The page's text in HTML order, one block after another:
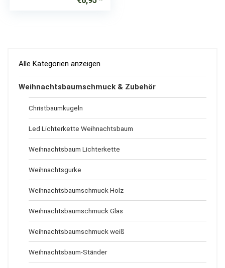
Alle Kategorien anzeigen
Weihnachtsbaumschmuck & Zubehör
Christbaumkugeln
Led Lichterkette Weihnachtsbaum
Weihnachtsbaum Lichterkette
Weihnachtsgurke
Weihnachtsbaumschmuck Holz
Weihnachtsbaumschmuck Glas
Weihnachtsbaumschmuck weiß
Weihnachtsbaum-Ständer